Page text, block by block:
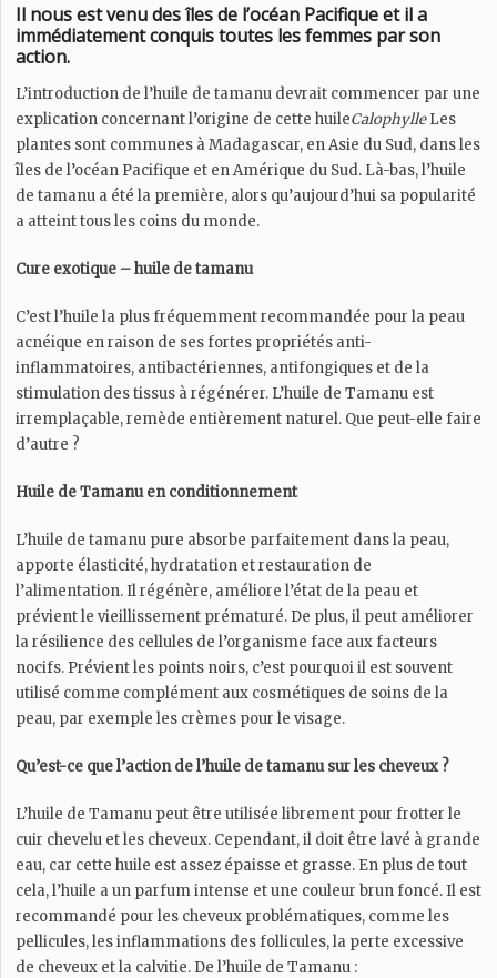
Il nous est venu des îles de l’océan Pacifique et il a
immédiatement conquis toutes les femmes par son
action.
L’introduction de l’huile de tamanu devrait commencer par une
explication concernant l’origine de cette huileCalophylleLes
plantes sont communes à Madagascar, en Asie du Sud, dans les
îles de l’océan Pacifique et en Amérique du Sud. Là-bas, l’huile
de tamanu a été la première, alors qu’aujourd’hui sa popularité
a atteint tous les coins du monde.
Cure exotique – huile de tamanu
C’est l’huile la plus fréquemment recommandée pour la peau
acnéique en raison de ses fortes propriétés anti-
inflammatoires, antibactériennes, antifongiques et de la
stimulation des tissus à régénérer. L’huile de Tamanu est
irremplaçable, remède entièrement naturel. Que peut-elle faire
d’autre ?
Huile de Tamanu en conditionnement
L’huile de tamanu pure absorbe parfaitement dans la peau,
apporte élasticité, hydratation et restauration de
l’alimentation. Il régénère, améliore l’état de la peau et
prévient le vieillissement prématuré. De plus, il peut améliorer
la résilience des cellules de l’organisme face aux facteurs
nocifs. Prévient les points noirs, c’est pourquoi il est souvent
utilisé comme complément aux cosmétiques de soins de la
peau, par exemple les crèmes pour le visage.
Qu’est-ce que l’action de l’huile de tamanu sur les cheveux ?
L’huile de Tamanu peut être utilisée librement pour frotter le
cuir chevelu et les cheveux. Cependant, il doit être lavé à grande
eau, car cette huile est assez épaisse et grasse. En plus de tout
cela, l’huile a un parfum intense et une couleur brun foncé. Il est
recommandé pour les cheveux problématiques, comme les
pellicules, les inflammations des follicules, la perte excessive
de cheveux et la calvitie. De l’huile de Tamanu :